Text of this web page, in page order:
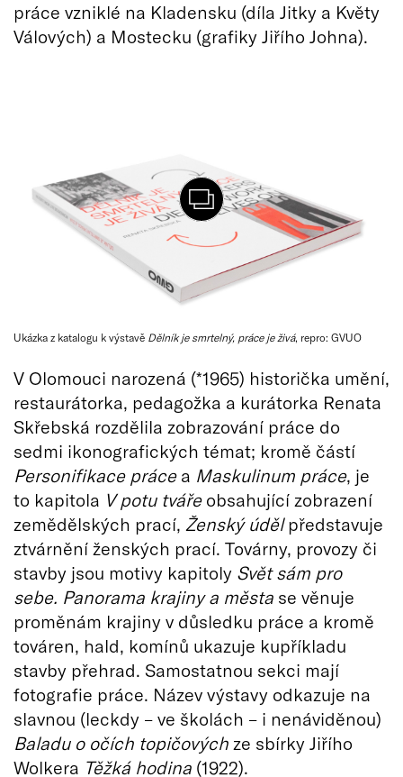
práce vzniklé na Kladensku (díla Jitky a Květy
Válových) a Mostecku (grafiky Jiřího Johna).
Ukázka z katalogu k výstavě Dělník je smrtelný, práce je živá, repro: GVUO
V Olomouci narozená (*1965) historička umění,
restaurátorka, pedagožka a kurátorka Renata
Skřebská rozdělila zobrazování práce do
sedmi ikonografických témat; kromě částí
Personifikace práce a Maskulinum práce, je
to kapitola V potu tváře obsahující zobrazení
zemědělských prací, Ženský údělpředstavuje
ztvárnění ženských prací. Továrny, provozy či
stavby jsou motivy kapitoly Svět sám pro
sebe. Panorama krajiny a města se věnuje
proměnám krajiny v důsledku práce a kromě
továren, hald, komínů ukazuje kupříkladu
stavby přehrad. Samostatnou sekci mají
fotografie práce. Název výstavy odkazuje na
slavnou (leckdy – ve školách – i nenáviděnou)
Baladu o očích topičových ze sbírky Jiřího
Wolkera Těžká hodina (1922).